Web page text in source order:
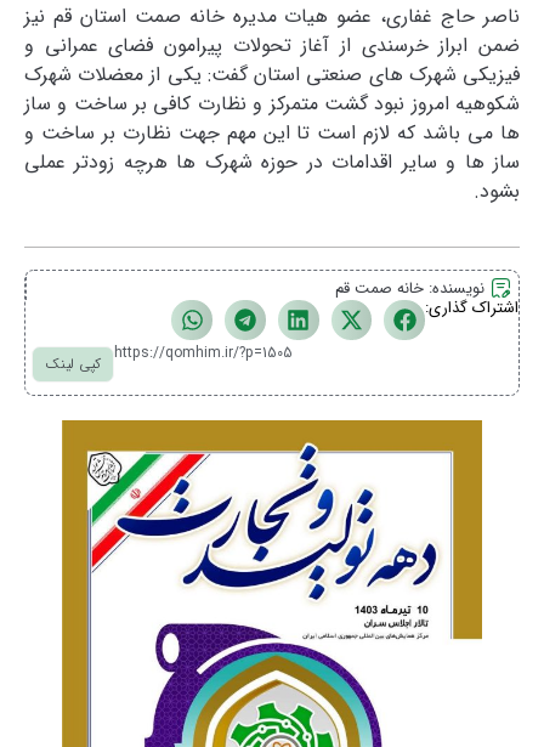
ناصر حاج غفاری، عضو هیات مدیره خانه صمت استان قم نیز
ضمن ابراز خرسندی از آغاز تحولات پیرامون فضای عمرانی و
فیزیکی شهرک های صنعتی استان گفت: یکی از معضلات شهرک
شکوهیه امروز نبود گشت متمرکز و نظارت کافی بر ساخت و ساز
ها می باشد که لازم است تا این مهم جهت نظارت بر ساخت و
ساز ها و سایر اقدامات در حوزه شهرک ها هرچه زودتر عملی
بشود.
نویسنده: خانه صمت قم
اشتراک گذاری:
کپی لینک https://qomhim.ir/?p=1505